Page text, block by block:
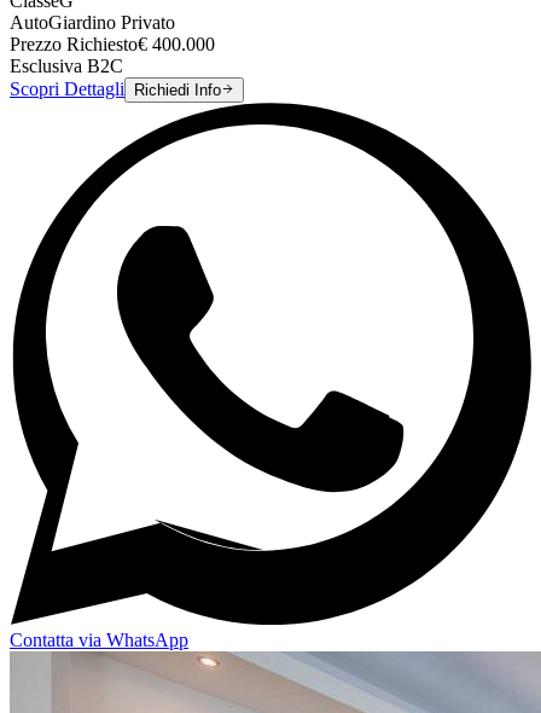
AutoGiardino Privato
Prezzo Richiesto€ 400.000
Esclusiva B2C
Scopri Dettagli
Richiedi Info
Contatta via WhatsApp